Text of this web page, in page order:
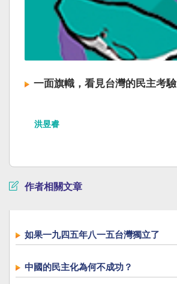
一面旗幟，看見台灣的民主考驗
洪昱睿
作者相關文章
如果一九四五年八一五台灣獨立了
中國的民主化為何不成功？